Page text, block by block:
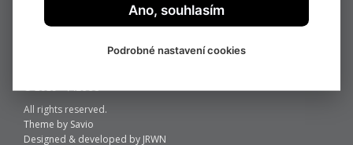
Česká republika
fax.: +420 543 252 011
© 2016 – PILOUS
All rights reserved.
Theme by Savio
Designed & developed by JRWN
Ano, souhlasím
Podrobné nastavení cookies